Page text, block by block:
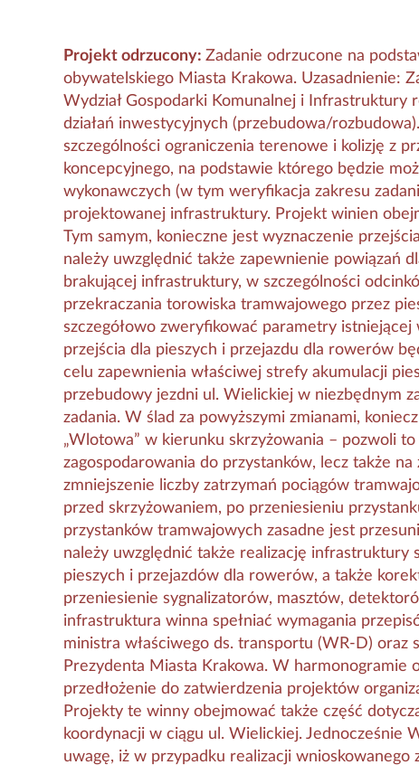
Projekt odrzucony: Zadanie odrzucone na
obywatelskiego Miasta Krakowa. Uzasadnienie:
Wydział Gospodarki Komunalnej i Infrastruktury
działań inwestycyjnych (przebudowa/
szczególności ograniczenia terenowe i kolizję z
koncepcyjnego, na podstawie którego będzie
wykonawczych (w tym weryfikacja zakresu
projektowanej infrastruktury. Projekt winien
Tym samym, konieczne jest wyznaczenie
należy uwzględnić także zapewnienie powiązań
brakującej infrastruktury, w szczególności
przekraczania torowiska tramwajowego przez
szczegółowo zweryfikować parametry
przejścia dla pieszych i przejazdu dla rowerów
celu zapewnienia właściwej strefy akumulacji
przebudowy jezdni ul. Wielickiej w niezbędnym
zadania. W ślad za powyższymi zmianami,
„Wlotowa” w kierunku skrzyżowania – pozwoli
zagospodarowania do przystanków, lecz także
zmniejszenie liczby zatrzymań pociągów
przed skrzyżowaniem, po przeniesieniu
przystanków tramwajowych zasadne jest
należy uwzględnić także realizację infrastruktury
pieszych i przejazdów dla rowerów, a także
przeniesienie sygnalizatorów, masztów,
infrastruktura winna spełniać wymagania
ministra właściwego ds. transportu (WR-D)
Prezydenta Miasta Krakowa. W harmonogramie
przedłożenie do zatwierdzenia projektów
Projekty te winny obejmować także część
koordynacji w ciągu ul. Wielickiej. Jednocześnie
uwagę, iż w przypadku realizacji wnioskowanego